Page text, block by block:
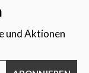
und Aktionen